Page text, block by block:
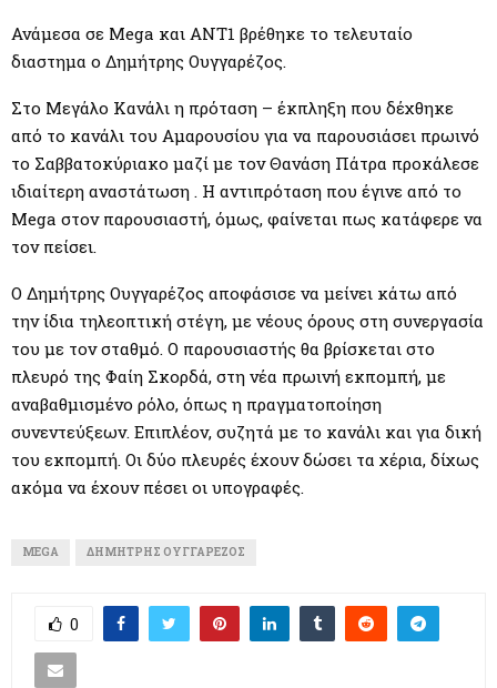
E
N
U
Ανάμεσα σε Mega και ΑΝΤ1 βρέθηκε το τελευταίο
διαστημα ο Δημήτρης Ουγγαρέζος.
Στο Μεγάλο Κανάλι η πρόταση – έκπληξη που δέχθηκε
από το κανάλι του Αμαρουσίου για να παρουσιάσει πρωινό
το Σαββατοκύριακο μαζί με τον Θανάση Πάτρα προκάλεσε
ιδιαίτερη αναστάτωση . Η αντιπρόταση που έγινε από το
Mega στον παρουσιαστή, όμως, φαίνεται πως κατάφερε να
τον πείσει.
Ο Δημήτρης Ουγγαρέζος αποφάσισε να μείνει κάτω από
την ίδια τηλεοπτική στέγη, με νέους όρους στη συνεργασία
του με τον σταθμό. Ο παρουσιαστής θα βρίσκεται στο
πλευρό της Φαίη Σκορδά, στη νέα πρωινή εκπομπή, με
αναβαθμισμένο ρόλο, όπως η πραγματοποίηση
συνεντεύξεων. Επιπλέον, συζητά με το κανάλι και για δική
του εκπομπή. Οι δύο πλευρές έχουν δώσει τα χέρια, δίχως
ακόμα να έχουν πέσει οι υπογραφές.
MEGA ΔΗΜΉΤΡΗΣ ΟΥΓΓΑΡΈΖΟΣ
0